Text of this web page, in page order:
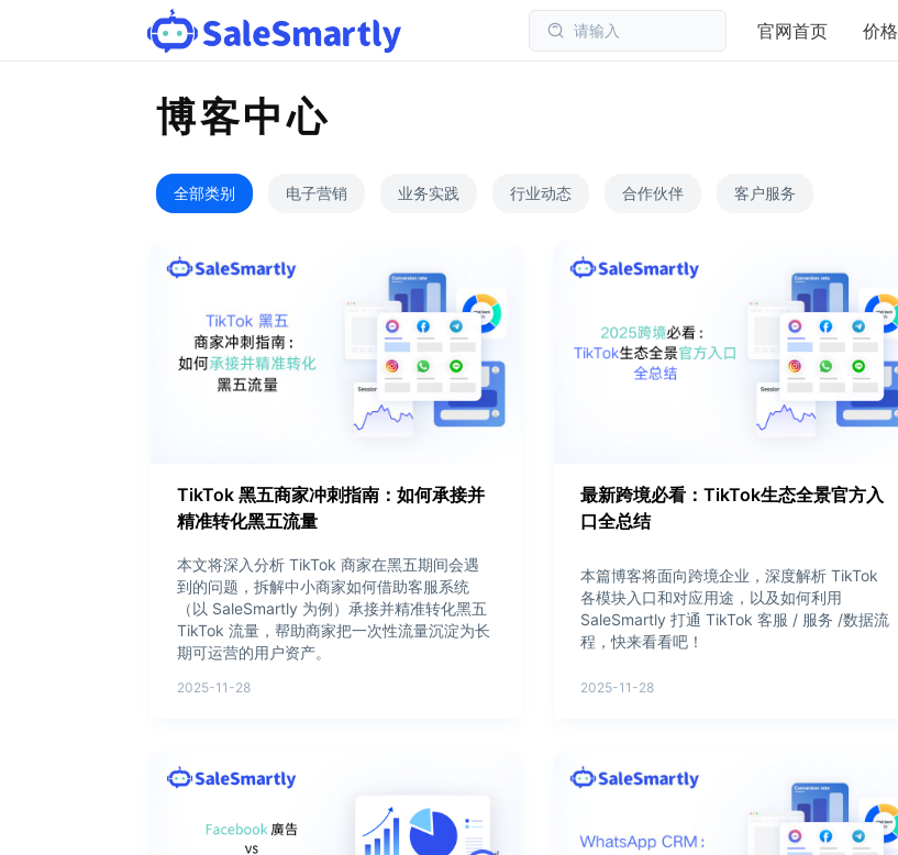
请输入 官网首页 价格
博客中心
TikTok 黑五商家冲刺指南：如何承接并
精准转化黑五流量
本文将深入分析 TikTok 商家在黑五期间会遇
到的问题，拆解中小商家如何借助客服系统
（以 SaleSmartly 为例）承接并精准转化黑五
TikTok 流量，帮助商家把一次性流量沉淀为长
期可运营的用户资产。
2025-11-28
最新跨境必看：TikTok生态全景官方入
口全总结
本篇博客将面向跨境企业，深度解析 TikTok
各模块入口和对应用途，以及如何利用
SaleSmartly 打通 TikTok 客服 / 服务 /数据流
程，快来看看吧！
2025-11-28
全部类别 电子营销 业务实践 行业动态 合作伙伴 客户服务